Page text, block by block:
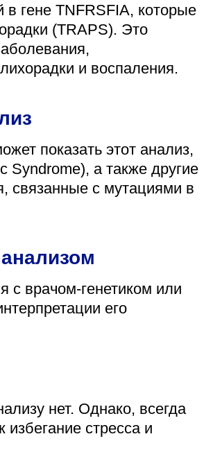
гене TNFRSFIA, которые
(TRAPS). Это
и воспаления.
показать этот анализ,
а также другие
связанные с мутациями в
с врачом-генетиком или
его
нет. Однако, всегда
стресса и